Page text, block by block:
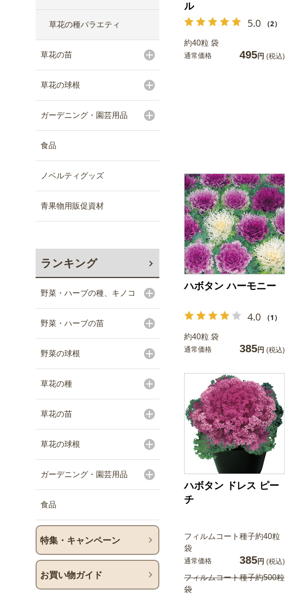
草花の種バラエティ
草花の苗
草花の球根
ガーデニング・園芸用品
食品
ノベルティグッズ
青果物用販促資材
ランキング
野菜・ハーブの種、キノコ
野菜・ハーブの苗
野菜の球根
草花の種
草花の苗
草花の球根
ガーデニング・園芸用品
食品
特集・キャンペーン
お買い物ガイド
ル
5.0 （2）
約40粒 袋
通常価格 495円 (税込)
ハボタン ハーモニー
4.0 （1）
約40粒 袋
通常価格 385円 (税込)
ハボタン ドレス ピー
チ
フィルムコート種子約40粒
袋
通常価格 385円 (税込)
フィルムコート種子約500粒
袋